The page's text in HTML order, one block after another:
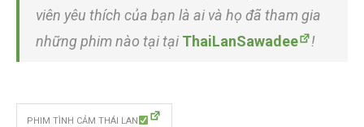
viên yêu thích của bạn là ai và họ đã tham gia
những phim nào tại tại ThaiLanSawadee !
PHIM TÌNH CẢM THÁI LAN